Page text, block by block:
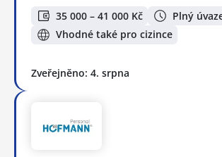
35 000 – 41 000 Kč
Plný
Vhodné také pro cizince
Zveřejněno: 4. srpna